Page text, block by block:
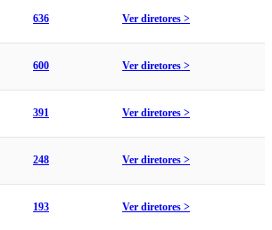
636 Ver diretores >
600 Ver diretores >
391 Ver diretores >
248 Ver diretores >
193 Ver diretores >